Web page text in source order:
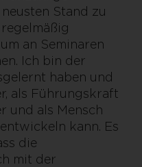
Stand zu
an Seminaren
Ich bin der
haben und
als Führungskraft
und als Mensch
kann. Es
die
mit der